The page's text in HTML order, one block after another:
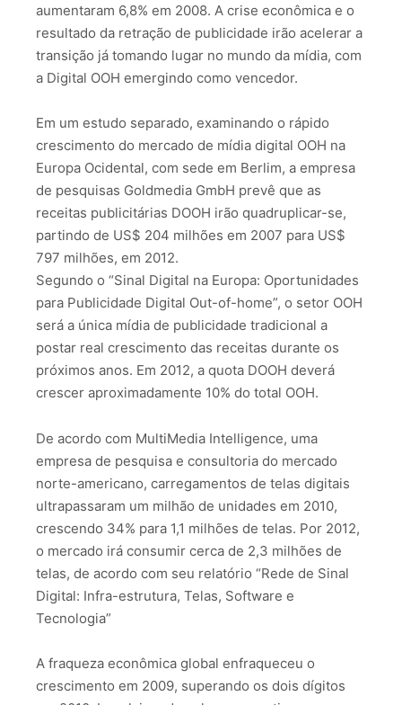
aumentaram 6,8% em 2008. A crise econômica e o
resultado da retração de publicidade irão acelerar a
transição já tomando lugar no mundo da mídia, com
a Digital OOH emergindo como vencedor.
Em um estudo separado, examinando o rápido
crescimento do mercado de mídia digital OOH na
Europa Ocidental, com sede em Berlim, a empresa
de pesquisas Goldmedia GmbH prevê que as
receitas publicitárias DOOH irão quadruplicar-se,
partindo de US$ 204 milhões em 2007 para US$
797 milhões, em 2012.
Segundo o “Sinal Digital na Europa: Oportunidades
para Publicidade Digital Out-of-home”, o setor OOH
será a única mídia de publicidade tradicional a
postar real crescimento das receitas durante os
próximos anos. Em 2012, a quota DOOH deverá
crescer aproximadamente 10% do total OOH.
De acordo com MultiMedia Intelligence, uma
empresa de pesquisa e consultoria do mercado
norte-americano, carregamentos de telas digitais
ultrapassaram um milhão de unidades em 2010,
crescendo 34% para 1,1 milhões de telas. Por 2012,
o mercado irá consumir cerca de 2,3 milhões de
telas, de acordo com seu relatório “Rede de Sinal
Digital: Infra-estrutura, Telas, Software e
Tecnologia”
A fraqueza econômica global enfraqueceu o
crescimento em 2009, superando os dois dígitos